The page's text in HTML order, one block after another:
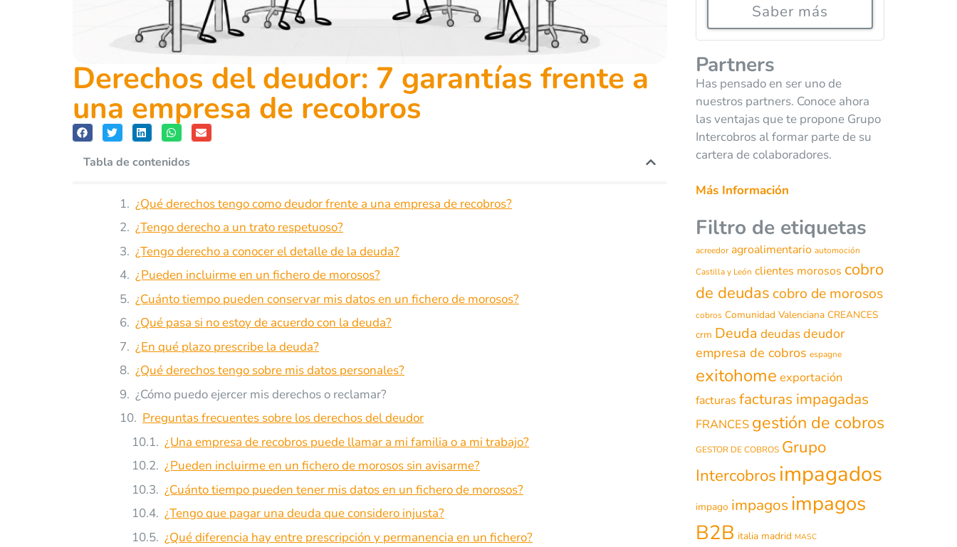
Derechos del deudor: 7 garantías frente a
una empresa de recobros
Tabla de contenidos
¿Qué derechos tengo como deudor frente a una empresa de recobros?
¿Tengo derecho a un trato respetuoso?
¿Tengo derecho a conocer el detalle de la deuda?
¿Pueden incluirme en un fichero de morosos?
¿Cuánto tiempo pueden conservar mis datos en un fichero de morosos?
¿Qué pasa si no estoy de acuerdo con la deuda?
¿En qué plazo prescribe la deuda?
¿Qué derechos tengo sobre mis datos personales?
¿Cómo puedo ejercer mis derechos o reclamar?
Preguntas frecuentes sobre los derechos del deudor
¿Una empresa de recobros puede llamar a mi familia o a mi trabajo?
¿Pueden incluirme en un fichero de morosos sin avisarme?
¿Cuánto tiempo pueden tener mis datos en un fichero de morosos?
¿Tengo que pagar una deuda que considero injusta?
¿Qué diferencia hay entre prescripción y permanencia en un fichero?
Saber más
Partners
Has pensado en ser uno de
nuestros partners. Conoce ahora
las ventajas que te propone Grupo
Intercobros al formar parte de su
cartera de colaboradores.
Más Información
Filtro de etiquetas
acreedor agroalimentario automoción
Castilla y León clientes morosos cobro
de deudas cobro de morosos
cobros Comunidad Valenciana CREANCES
crm Deuda deudasdeudor
empresa de cobros espagne
exitohome exportación
facturas facturas impagadas
FRANCES gestión de cobros
GESTOR DE COBROS Grupo
Intercobrosimpagados
impago impagos impagos
B2B italia madrid MASC